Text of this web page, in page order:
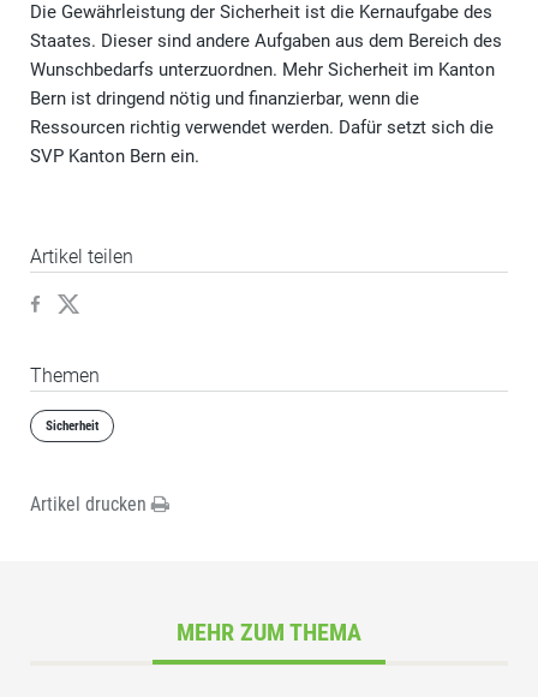
Die Gewährleistung der Sicherheit ist die Kernaufgabe des
Staates. Dieser sind andere Aufgaben aus dem Bereich des
Wunschbedarfs unterzuordnen. Mehr Sicherheit im Kanton
Bern ist dringend nötig und finanzierbar, wenn die
Ressourcen richtig verwendet werden. Dafür setzt sich die
SVP Kanton Bern ein.
Artikel teilen
Themen
Sicherheit
Artikel drucken
MEHR ZUM THEMA